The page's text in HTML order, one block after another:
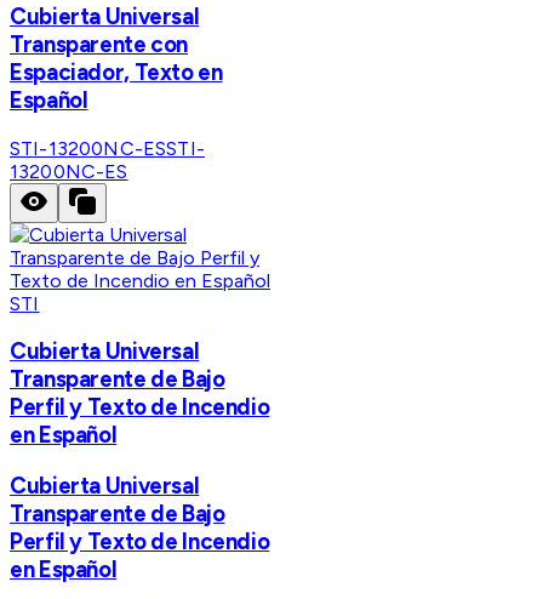
Cubierta Universal
Transparente con
Espaciador, Texto en
Español
STI-13200NC-ESSTI-
13200NC-ES
STI
Cubierta Universal
Transparente de Bajo
Perfil y Texto de Incendio
en Español
Cubierta Universal
Transparente de Bajo
Perfil y Texto de Incendio
en Español